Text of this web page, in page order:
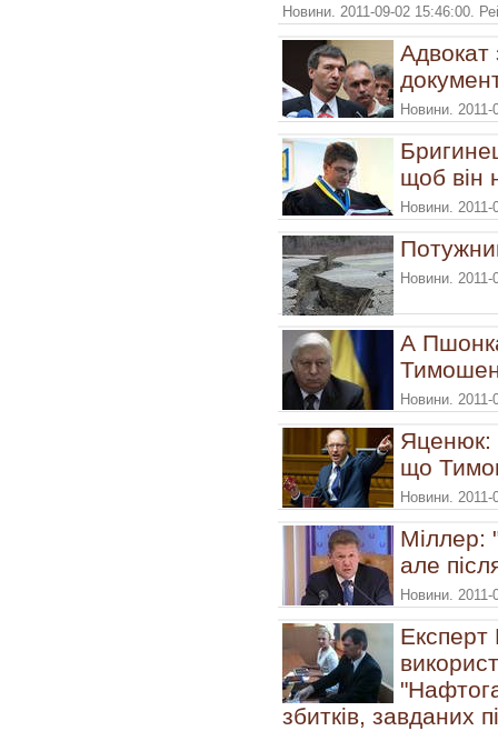
Новини. 2011-09-02 15:46:00.
Адвокат
Новини.
щоб він
Новини.
Новини.
А
Новини.
Яценюк:
що
Новини.
Міллер:
але
Новини.
збитків, завданих